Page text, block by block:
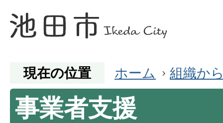
現在の位置 ホーム 組織か
事業者支援